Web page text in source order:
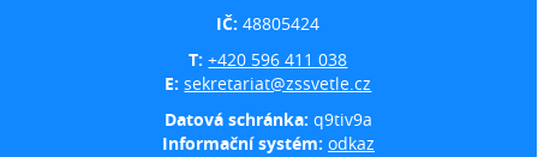
IČ:48805424
T:+420 596 411 038
E:sekretariat@zssvetle.cz
Datová schránka: q9tiv9a
Informační systém: odkaz